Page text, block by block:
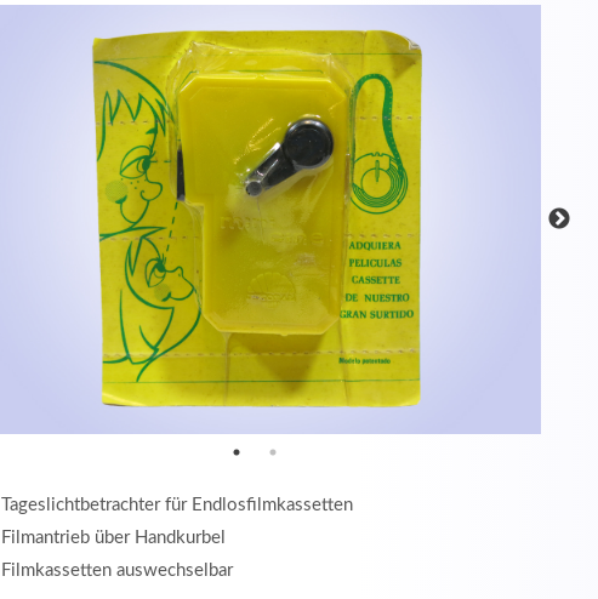
Tageslichtbetrachter für Endlosfilmkassetten
Filmantrieb über Handkurbel
Filmkassetten auswechselbar
MEHR INFOS
Registrieren